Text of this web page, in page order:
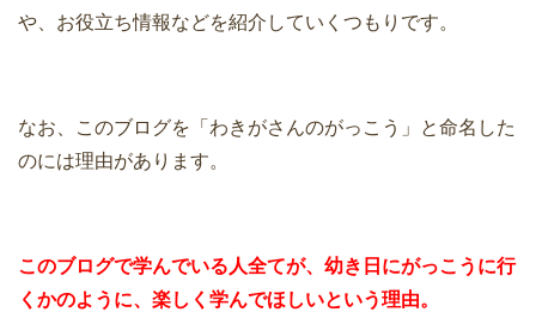
や、お役立ち情報などを紹介していくつもりです。
なお、このブログを「わきがさんのがっこう」と命名した
のには理由があります。
このブログで学んでいる人全てが、幼き日にがっこうに行
くかのように、楽しく学んでほしいという理由。